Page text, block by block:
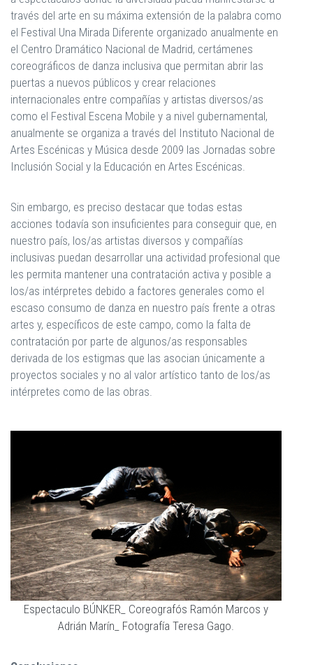
través del arte en su máxima extensión de la palabra como
el Festival Una Mirada Diferente organizado anualmente en
el Centro Dramático Nacional de Madrid, certámenes
coreográficos de danza inclusiva que permitan abrir las
puertas a nuevos públicos y crear relaciones
internacionales entre compañías y artistas diversos/as
como el Festival Escena Mobile y a nivel gubernamental,
anualmente se organiza a través del Instituto Nacional de
Artes Escénicas y Música desde 2009 las Jornadas sobre
Inclusión Social y la Educación en Artes Escénicas.
Sin embargo, es preciso destacar que todas estas
acciones todavía son insuficientes para conseguir que, en
nuestro país, los/as artistas diversos y compañías
inclusivas puedan desarrollar una actividad profesional que
les permita mantener una contratación activa y posible a
los/as intérpretes debido a factores generales como el
escaso consumo de danza en nuestro país frente a otras
artes y, específicos de este campo, como la falta de
contratación por parte de algunos/as responsables
derivada de los estigmas que las asocian únicamente a
proyectos sociales y no al valor artístico tanto de los/as
intérpretes como de las obras.
Espectaculo BÚNKER_ Coreografós Ramón Marcos y
Adrián Marín_ Fotografía Teresa Gago.